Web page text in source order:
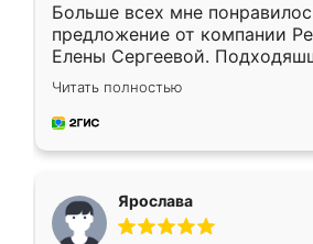
Больше всех мне
предложение от компании
Елены Сергеевой.
короткие сроки
для замера сотрудник
предложил по моему эскизу
Читать полностью
Ярослава